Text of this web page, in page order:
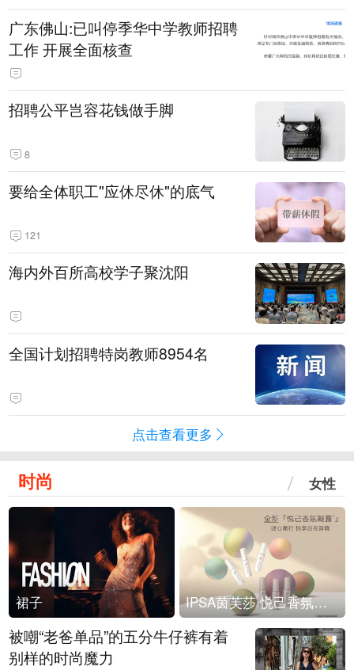
广东佛山:已叫停季华中学教师招聘
工作 开展全面核查
招聘公平岂容花钱做手脚
8
要给全体职工"应休尽休"的底气
121
海内外百所高校学子聚沈阳
全国计划招聘特岗教师8954名
点击查看更多
时尚 女性
裙子 IPSA茵芙莎 悦己香氛凝露上市
被嘲“老爸单品”的五分牛仔裤有着
别样的时尚魔力